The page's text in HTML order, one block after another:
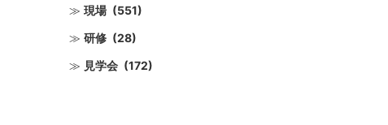
現場 (551)
研修 (28)
見学会 (172)